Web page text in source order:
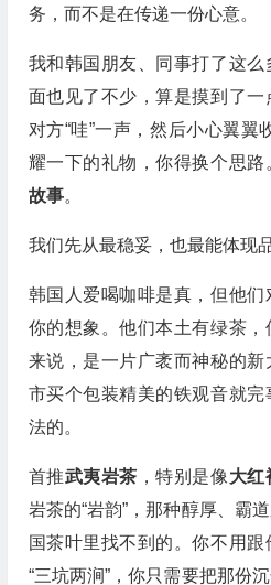
务，而不是在传递一份心意。
我和韩国朋友、同事打了这
面也见了不少，算是摸到了
对方“哇”一声，然后小心翼
耀一下的礼物，你得换个思路
故事。
我们先从最稳妥，也最能体
韩国人爱喝咖啡是真，但他
你的想象。他们本土有绿茶
来说，是一片广袤而神秘的
市买个包装精美的铁观音就
法的。
首推武夷岩茶 ，特别是像大红
岩茶的“岩韵”，那种醇厚、霸
国茶叶里找不到的。你不用
“三坑两涧”，你只需要把那份